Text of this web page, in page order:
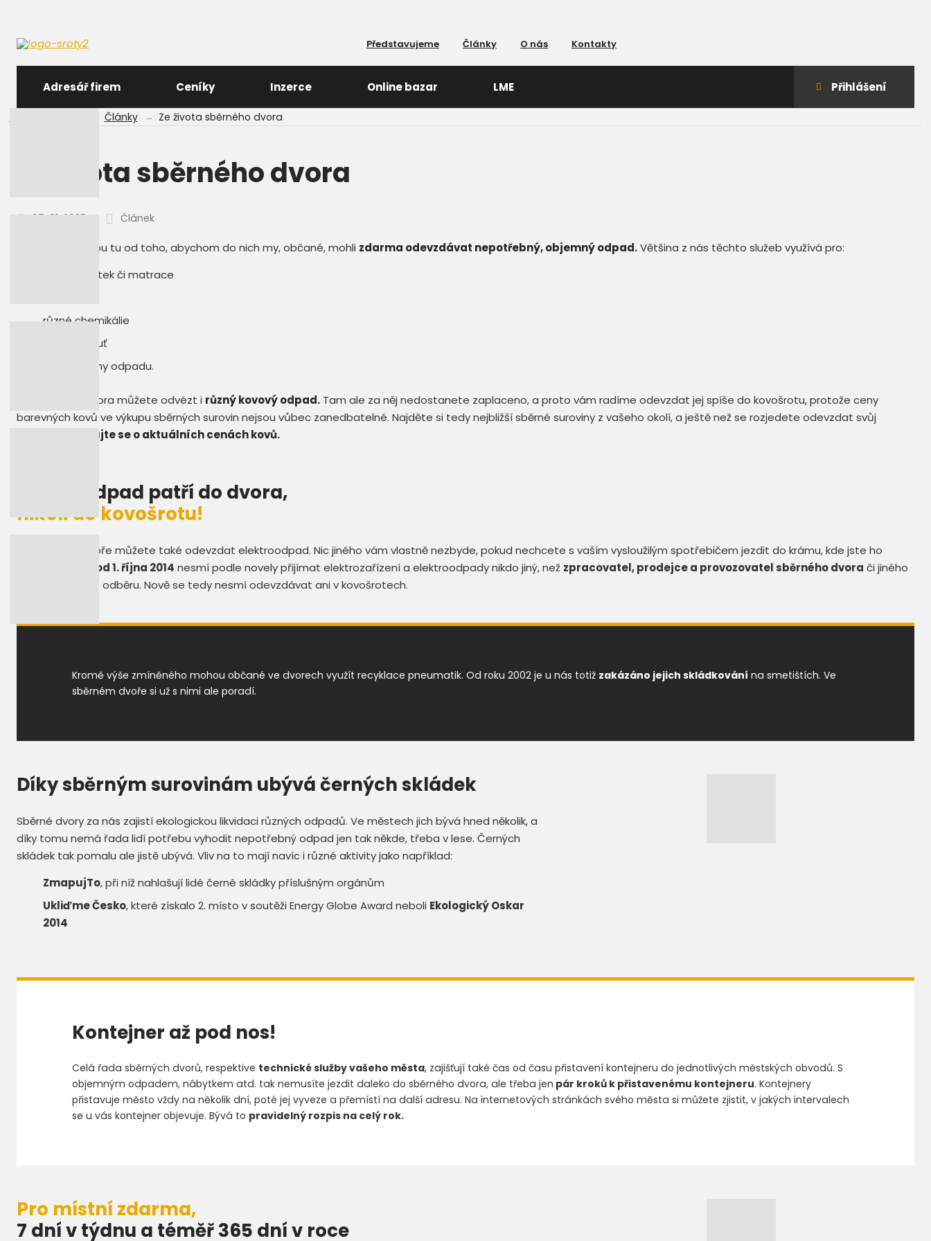
Představujeme Články O nás Kontakty
Přihlášení
Adresář firem Ceníky Inzerce Online bazar LME
Články Ze života sběrného dvora
Ze života sběrného dvora
07. 01. 2025 Článek
Sběrné dvory jsou tu od toho, abychom do nich my, občané, mohli zdarma odevzdávat nepotřebný, objemný odpad.Většina z nás těchto služeb využívá pro:
starý nábytek či matrace
různé chemikálie
stavební suť
a další druhy odpadu.
Do sběrného dvora můžete odvézt i různý kovový odpad. Tam ale za něj nedostanete zaplaceno, a proto vám radíme odevzdat jej spíše do kovošrotu, protože ceny
barevných kovů ve výkupu sběrných surovin nejsou vůbec zanedbatelné. Najděte si tedy nejbližší sběrné suroviny z vašeho okolí, a ještě než se rozjedete odevzdat svůj
informujte se o aktuálních cenách kovů.
Elektroodpad patří do dvora,
nikoli do kovošrotu!
Ve sběrném dvoře můžete také odevzdat elektroodpad. Nic jiného vám vlastně nezbyde, pokud nechcete s vaším vysloužilým spotřebičem jezdit do krámu, kde jste ho
od 1. října 2014 nesmí podle novely přijímat elektrozařízení a elektroodpady nikdo jiný, než zpracovatel, prodejce a provozovatel sběrného dvora či jiného
místa zpětného odběru. Nově se tedy nesmí odevzdávat ani v kovošrotech.
Kromě výše zmíněného mohou občané ve dvorech využít recyklace pneumatik. Od roku 2002 je u nás totiž zakázáno jejich skládkování na smetištích. Ve
sběrném dvoře si už s nimi ale poradí.
Díky sběrným surovinám ubývá černých skládek
Sběrné dvory za nás zajistí ekologickou likvidaci různých odpadů. Ve městech jich bývá hned několik, a
díky tomu nemá řada lidí potřebu vyhodit nepotřebný odpad jen tak někde, třeba v lese. Černých
skládek tak pomalu ale jistě ubývá. Vliv na to mají navíc i různé aktivity jako například:
ZmapujTo, při níž nahlašují lidé černé skládky příslušným orgánům
Ukliďme Česko, které získalo 2. místo v soutěži Energy Globe Award neboli Ekologický Oskar
2014
Kontejner až pod nos!
Celá řada sběrných dvorů, respektive technické služby vašeho města, zajišťují také čas od času přistavení kontejneru do jednotlivých městských obvodů. S
objemným odpadem, nábytkem atd. tak nemusíte jezdit daleko do sběrného dvora, ale třeba jen pár kroků k přistavenému kontejneru. Kontejnery
přistavuje město vždy na několik dní, poté jej vyveze a přemístí na další adresu. Na internetových stránkách svého města si můžete zjistit, v jakých intervalech
se u vás kontejner objevuje. Bývá to pravidelný rozpis na celý rok.
Pro místní zdarma,
7 dní v týdnu a téměř 365 dní v roce